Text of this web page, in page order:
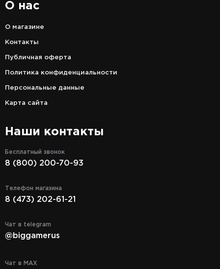
О нас
О магазине
Контакты
Публичная оферта
Политика конфиденциальности
Персональные данные
Карта сайта
Наши контакты
Бесплатный звонок
8 (800) 200-70-93
Телефон магазина
8 (473) 202-61-21
Чат в telegram
@biggamerus
Чат в MAX